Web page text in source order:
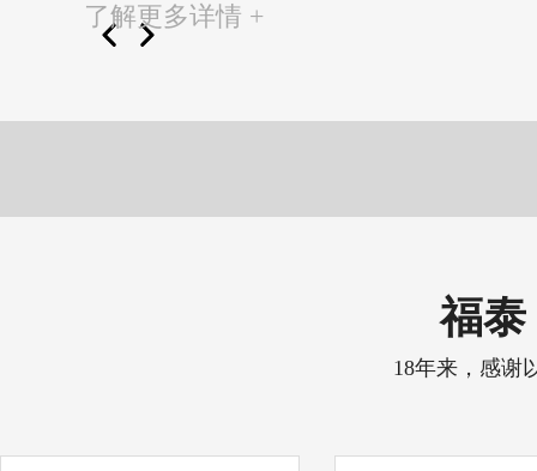
了解更多详情 +
福泰
18年来，感谢